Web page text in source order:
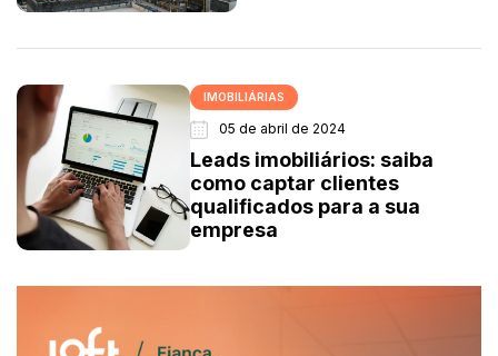
IMOBILIÁRIAS
05 de abril de 2024
Leads imobiliários: saiba
como captar clientes
qualificados para a sua
empresa